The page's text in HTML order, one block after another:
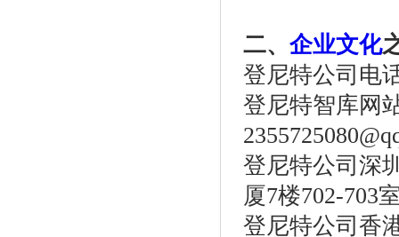
二、 企业文化
登尼特公司电
登尼特智库网
登尼特公司深
厦7楼702-703
登尼特公司香